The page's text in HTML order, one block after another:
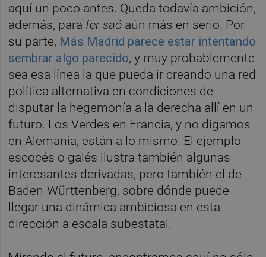
aquí un poco antes. Queda todavía ambición,
además, para fer saó aún más en serio. Por
su parte, Más Madrid parece estar intentando
sembrar algo parecido, y muy probablemente
sea esa línea la que pueda ir creando una red
política alternativa en condiciones de
disputar la hegemonía a la derecha allí en un
futuro. Los Verdes en Francia, y no digamos
en Alemania, están a lo mismo. El ejemplo
escocés o galés ilustra también algunas
interesantes derivadas, pero también el de
Baden-Württenberg, sobre dónde puede
llegar una dinámica ambiciosa en esta
dirección a escala subestatal.